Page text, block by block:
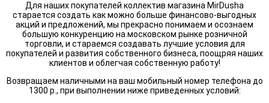
Для наших покупателей коллектив магазина MirDusha
старается создать как можно больше финансово-выгодных
акций и предложений, мы прекрасно понимаем и осознаем
большую конкуренцию на московском рынке розничной
торговли, и стараемся создавать лучшие условия для
покупателей и развития собственного бизнеса, поощряя наших
клиентов и облегчая собственную работу!
Возвращаем наличными на ваш мобильный номер телефона до
1300 р., при выполнении ниже приведенных условий: